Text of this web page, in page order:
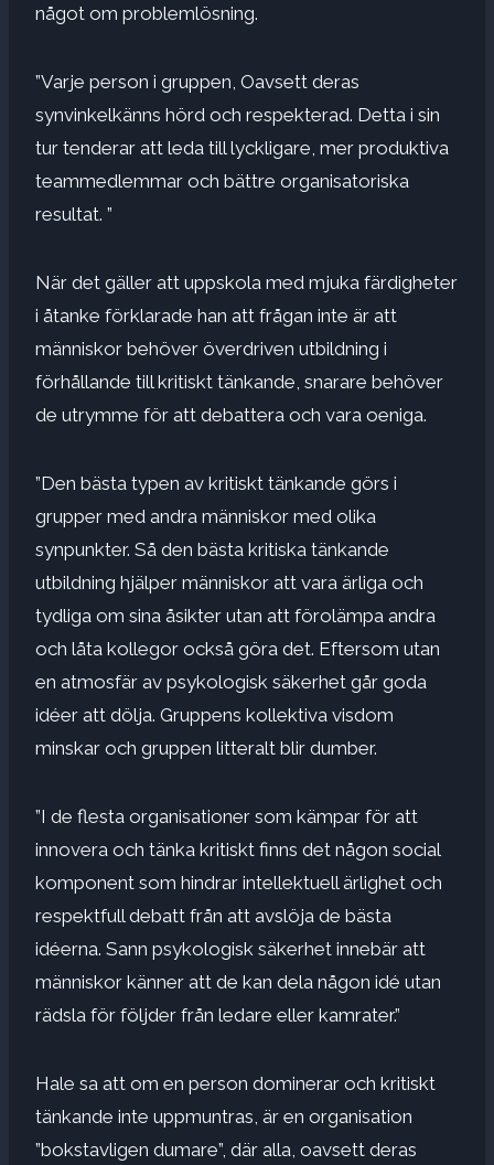
något om problemlösning.
”Varje person i gruppen, Oavsett deras
synvinkelkänns hörd och respekterad. Detta i sin
tur tenderar att leda till lyckligare, mer produktiva
teammedlemmar och bättre organisatoriska
resultat. ”
När det gäller att uppskola med mjuka färdigheter
i åtanke förklarade han att frågan inte är att
människor behöver överdriven utbildning i
förhållande till kritiskt tänkande, snarare behöver
de utrymme för att debattera och vara oeniga.
”Den bästa typen av kritiskt tänkande görs i
grupper med andra människor med olika
synpunkter. Så den bästa kritiska tänkande
utbildning hjälper människor att vara ärliga och
tydliga om sina åsikter utan att förolämpa andra
och låta kollegor också göra det. Eftersom utan
en atmosfär av psykologisk säkerhet går goda
idéer att dölja. Gruppens kollektiva visdom
minskar och gruppen litteralt blir dumber.
”I de flesta organisationer som kämpar för att
innovera och tänka kritiskt finns det någon social
komponent som hindrar intellektuell ärlighet och
respektfull debatt från att avslöja de bästa
idéerna. Sann psykologisk säkerhet innebär att
människor känner att de kan dela någon idé utan
rädsla för följder från ledare eller kamrater.”
Hale sa att om en person dominerar och kritiskt
tänkande inte uppmuntras, är en organisation
”bokstavligen dumare”, där alla, oavsett deras